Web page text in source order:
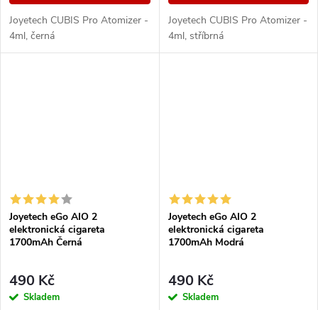
Joyetech CUBIS Pro Atomizer -
4ml, černá
Joyetech CUBIS Pro Atomizer -
4ml, stříbrná
Joyetech eGo AIO 2
elektronická cigareta
1700mAh Černá
490 Kč
Skladem
Joyetech eGo AIO 2
elektronická cigareta
1700mAh Modrá
490 Kč
Skladem